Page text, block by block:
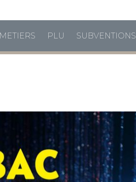
PLU SUBVENTIONS